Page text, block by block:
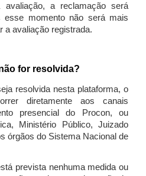
avaliação, a reclamação será
esse momento não será mais
a avaliação registrada.
for resolvida?
resolvida nesta plataforma, o
diretamente aos canais
presencial do Procon, ou
Ministério Público, Juizado
órgãos do Sistema Nacional de
prevista nenhuma medida ou